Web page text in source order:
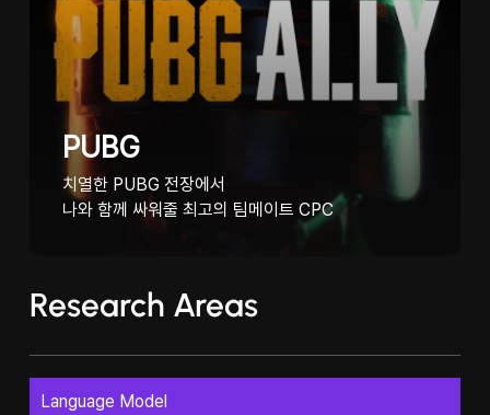
PUBG
치열한 PUBG 전장에서
나와 함께 싸워줄 최고의 팀메이트 CPC
Research Areas
Language Model